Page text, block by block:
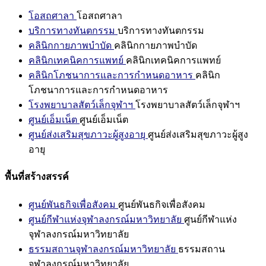
โอสถศาลา โอสถศาลา
บริการทางทันตกรรม บริการทางทันตกรรม
คลินิกกายภาพบำบัด คลินิกกายภาพบำบัด
คลินิกเทคนิคการแพทย์ คลินิกเทคนิคการแพทย์
คลินิกโภชนาการและการกำหนดอาหาร คลินิก
โภชนาการและการกำหนดอาหาร
โรงพยาบาลสัตว์เล็กจุฬาฯ โรงพยาบาลสัตว์เล็กจุฬาฯ
ศูนย์เอ็มเน็ต ศูนย์เอ็มเน็ต
ศูนย์ส่งเสริมสุขภาวะผู้สูงอายุ ศูนย์ส่งเสริมสุขภาวะผู้สูง
อายุ
พื้นที่สร้างสรรค์
ศูนย์พันธกิจเพื่อสังคม ศูนย์พันธกิจเพื่อสังคม
ศูนย์กีฬาแห่งจุฬาลงกรณ์มหาวิทยาลัย ศูนย์กีฬาแห่ง
จุฬาลงกรณ์มหาวิทยาลัย
ธรรมสถานจุฬาลงกรณ์มหาวิทยาลัย ธรรมสถาน
จุฬาลงกรณ์มหาวิทยาลัย